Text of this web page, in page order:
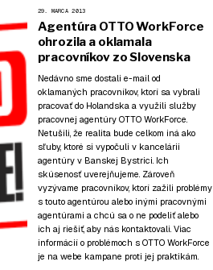
29. MARCA 2013
Agentúra OTTO WorkForce
ohrozila a oklamala
pracovníkov zo Slovenska
Nedávno sme dostali e-mail od
oklamaných pracovníkov, ktorí sa vybrali
pracovať do Holandska a využili služby
pracovnej agentúry OTTO WorkForce.
Netušili, že realita bude celkom iná ako
sľuby, ktoré si vypočuli v kancelárii
agentúry v Banskej Bystrici. Ich
skúsenosť uverejňujeme. Zároveň
vyzývame pracovníkov, ktorí zažili problémy
s touto agentúrou alebo inými pracovnými
agentúrami a chcú sa o ne podeliť alebo
ich aj riešiť, aby nás kontaktovali. Viac
informácií o problémoch s OTTO WorkForce
je na webe kampane proti jej praktikám